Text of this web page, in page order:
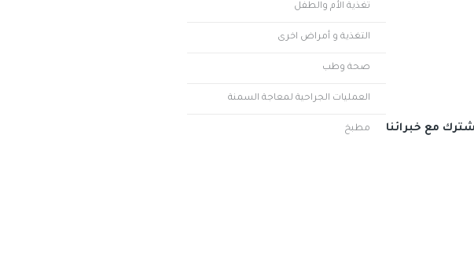
مع خبرائنا
تغذية الأم والطفل
التغذية و أمراض اخرى
صحة وطب
العمليات الجراحية لمعاجة السمنة
مطبخ